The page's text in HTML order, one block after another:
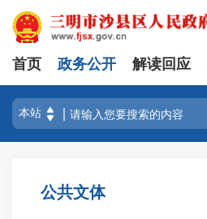
首页 政务公开 解读回应
公共文体